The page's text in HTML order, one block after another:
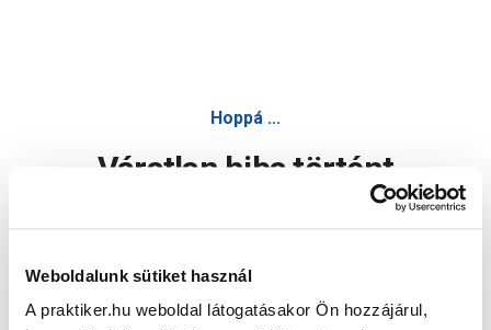
Weboldalunk sütiket használ
A praktiker.hu weboldal látogatásakor Ön hozzájárul,
Hoppá ...
Váratlan hiba történt
Oldal újratöltése